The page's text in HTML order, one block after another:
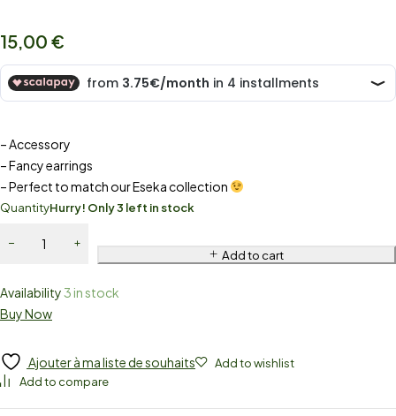
15,00 €
– Accessory
– Fancy earrings
– Perfect to match our Eseka collection
QuantityHurry! Only 3 left in stock
Add to cart
Availability3 in stock
Buy Now
Ajouter à ma liste de souhaits
Add to wishlist
Add to compare